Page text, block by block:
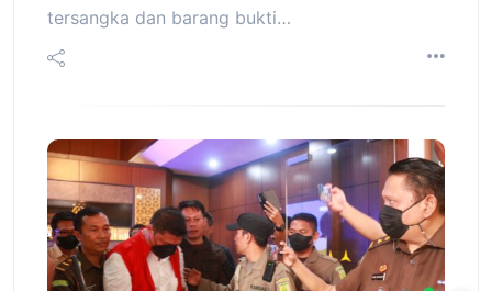
tersangka dan barang bukti…